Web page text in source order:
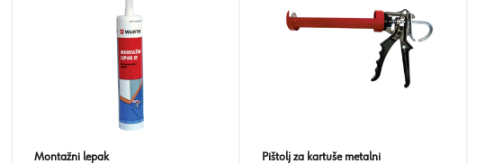
Montažni lepak Pištolj za kartuše metalni